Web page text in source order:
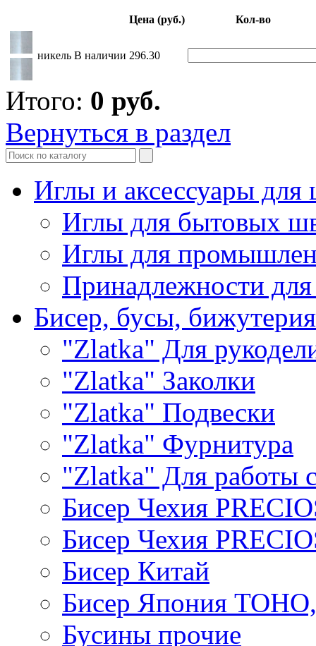
Цена (руб.) Кол-во
никель В наличии 296.30
Итого: 0 руб.
Вернуться в раздел
Иглы и аксессуары
Иглы для бытовых
Иглы для
Принадлежности
Бисер, бусы, бижутерия
"Zlatka" Для
"Zlatka" Заколки
"Zlatka" Подвески
"Zlatka" Фурнитура
"Zlatka" Для работы
Бисер Чехия
Бисер Чехия
Бисер Китай
Бисер Япония
Бусины прочие